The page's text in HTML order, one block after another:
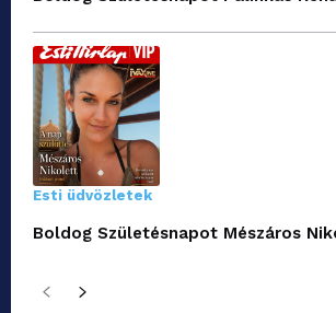
Esti üdvözletek
Boldog Születésnapot Mészáros